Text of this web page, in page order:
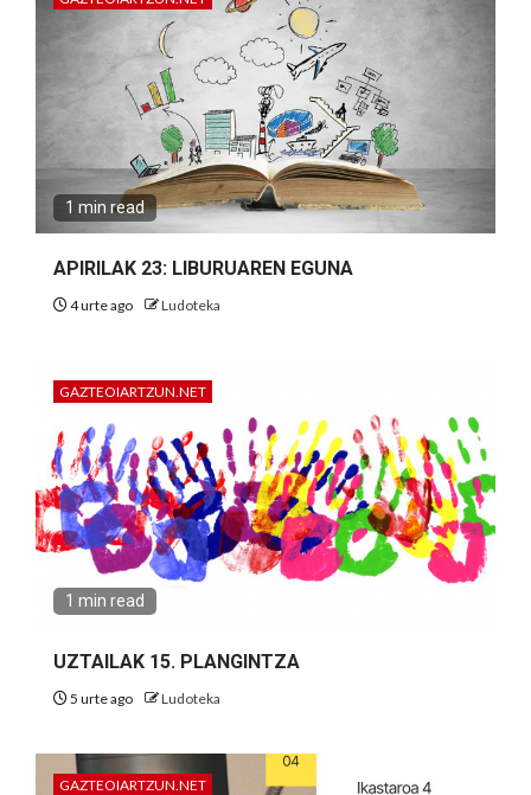
1 min read
APIRILAK 23: LIBURUAREN EGUNA
4 urte ago Ludoteka
GAZTEOIARTZUN.NET
1 min read
UZTAILAK 15. PLANGINTZA
5 urte ago Ludoteka
GAZTEOIARTZUN.NET